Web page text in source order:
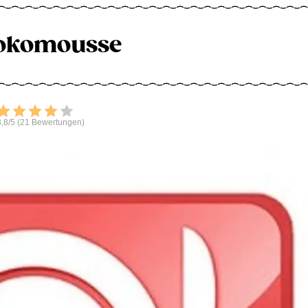
Bewerten
5 (21 Bewertungen)